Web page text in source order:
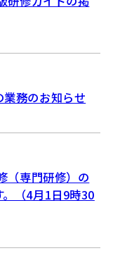
務のお知らせ
（専門研修）の
（4月1日9時30